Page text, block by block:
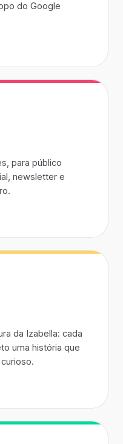
do Google
para público
newsletter e
da Izabella: cada
uma história que